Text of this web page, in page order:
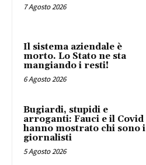
7 Agosto 2026
Il sistema aziendale è
morto. Lo Stato ne sta
mangiando i resti!
6 Agosto 2026
Bugiardi, stupidi e
arroganti: Fauci e il Covid
hanno mostrato chi sono i
giornalisti
5 Agosto 2026